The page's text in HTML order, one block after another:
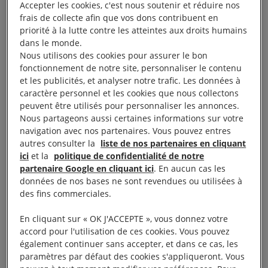
nécessité ou proportionnalité : toutes ces vidéos
illustrent des cas flagrants de violations du droit
international relatif aux droits humains.
Bien que nous ne tirions pas de conclusion
générale, la gravité des faits constatés et leur
répétition en différents endroits du territoire, nous
conduisent à tirer la sonnette d’alarme. Ces quinze
vidéos reflètent une réalité préoccupante lors de
certains contrôles et interpellations. Dans beaucoup
des cas analysés, la violence est exercée à titre
punitif, ce qui est en toute circonstance contraire au
immédiate, globale et concrète des pouvoirs publics.
Depuis plusieurs années nous alertons sur plusieurs
Accepter les cookies, c'est nous soutenir et réduire nos
frais de collecte afin que vos dons contribuent en
priorité à la lutte contre les atteintes aux droits humains
dans le monde.
Nous utilisons des cookies pour assurer le bon
fonctionnement de notre site, personnaliser le contenu
et les publicités, et analyser notre trafic. Les données à
caractère personnel et les cookies que nous collectons
peuvent être utilisés pour personnaliser les annonces.
Nous partageons aussi certaines informations sur votre
navigation avec nos partenaires. Vous pouvez entres
autres consulter la liste de nos partenaires en cliquant
ici et la politique de confidentialité de notre
partenaire Google en cliquant ici. En aucun cas les
données de nos bases ne sont revendues ou utilisées à
des fins commerciales.
En cliquant sur « OK J'ACCEPTE », vous donnez votre
accord pour l'utilisation de ces cookies. Vous pouvez
également continuer sans accepter, et dans ce cas, les
paramètres par défaut des cookies s'appliqueront. Vous